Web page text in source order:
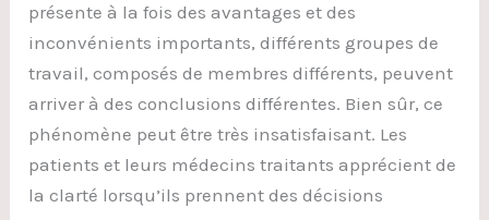
présente à la fois des avantages et des
inconvénients importants, différents groupes de
travail, composés de membres différents, peuvent
arriver à des conclusions différentes. Bien sûr, ce
phénomène peut être très insatisfaisant. Les
patients et leurs médecins traitants apprécient de
la clarté lorsqu’ils prennent des décisions